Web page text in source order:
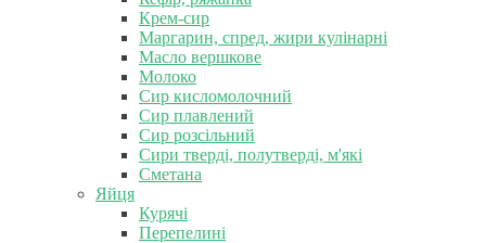
Крем-сир
Маргарин, спред, жири кулінарні
Масло вершкове
Молоко
Сир кисломолочний
Сир плавлений
Сир розсільний
Сири тверді, полутверді, м'які
Сметана
Яйця
Курячі
Перепелині